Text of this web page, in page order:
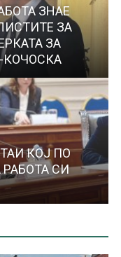
ЗНАЕ
ЗА
ЗА
КОЈ ПО
СИ